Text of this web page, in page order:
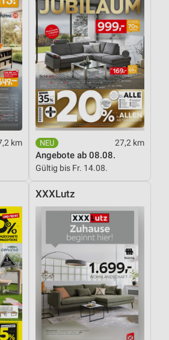
km 27,2 km
Angebote ab 08.08.
Gültig bis Fr. 14.08.
XXXLutz
der Angebote
Daten zur Auswahl von
Standortdaten
angeforderten